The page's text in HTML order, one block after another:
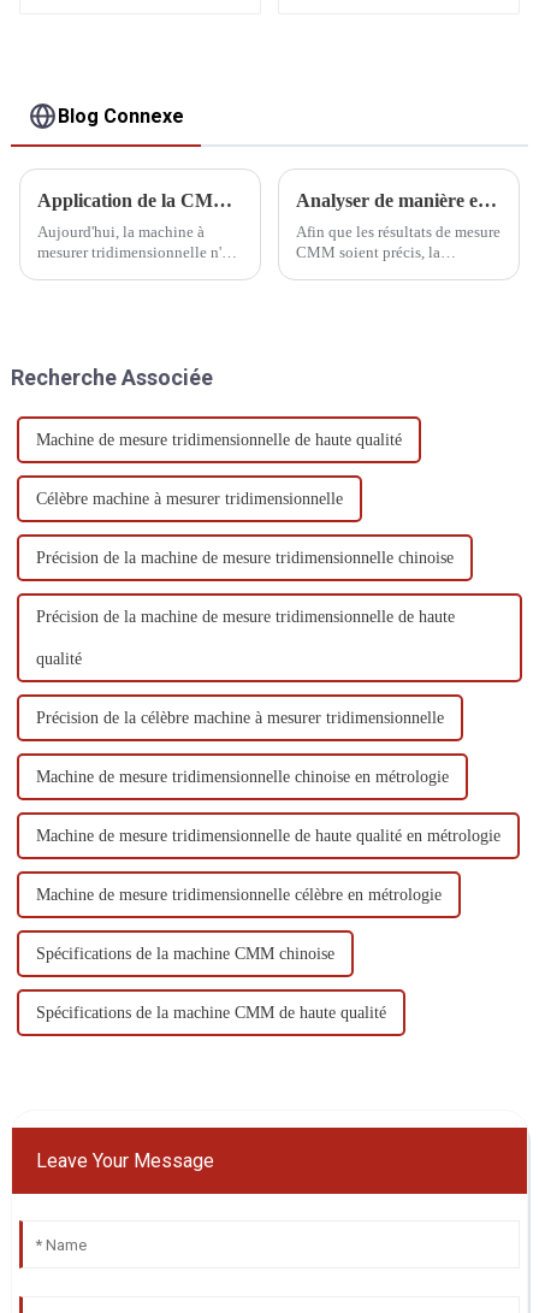
Blog Connexe
Application de la CMM dans le système de fabrication
Aujourd'hui, la machine à
mesurer tridimensionnelle n'est
l'industrie automobile, la MMT
mesure tridimensionnelle.
Analyser de manière exhaustive la vérification métrologique des MMT
Afin que les résultats de mesure
CMM soient précis, la
Recherche Associée
Machine de mesure tridimensionnelle de haute qualité
Célèbre machine à mesurer tridimensionnelle
Précision de la machine de mesure tridimensionnelle chinoise
Précision de la machine de mesure tridimensionnelle de haute
qualité
Précision de la célèbre machine à mesurer tridimensionnelle
Machine de mesure tridimensionnelle chinoise en métrologie
Machine de mesure tridimensionnelle de haute qualité en métrologie
Machine de mesure tridimensionnelle célèbre en métrologie
Spécifications de la machine CMM chinoise
Spécifications de la machine CMM de haute qualité
Leave Your Message